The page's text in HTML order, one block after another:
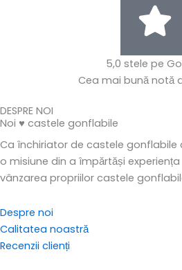
5,0 stele pe
Cea mai bună notă
DESPRE NOI
Noi ♥ castele gonflabile
Ca închiriator de castele gonflabile
o misiune din a împărtăși
vânzarea propriilor castele
Despre noi
Calitatea noastră
Recenzii clienți